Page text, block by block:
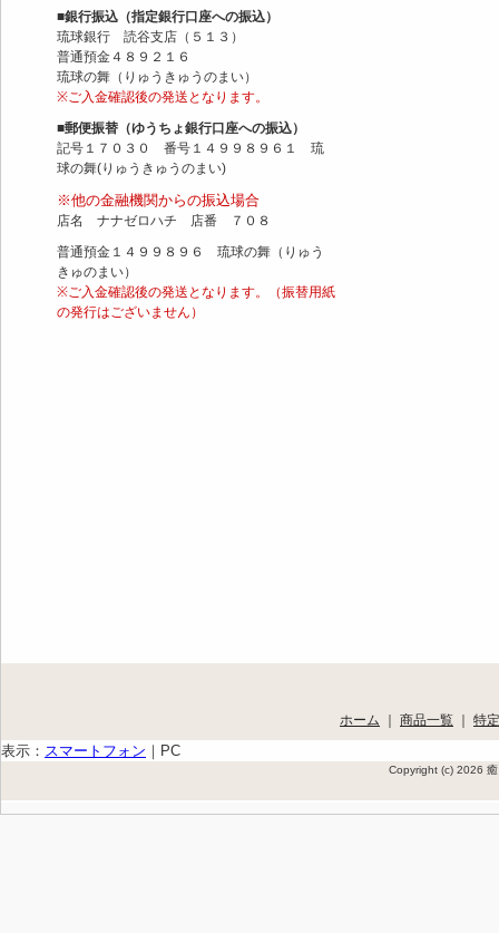
■銀行振込（指定銀行口座への振込）
琉球銀行 読谷支店（５１３）
普通預金４８９２１６
琉球の舞（りゅうきゅうのまい）
※ご入金確認後の発送となります。
■郵便振替（ゆうちょ銀行口座への振込）
記号１７０３０ 番号１４９９８９６１ 琉
球の舞(りゅうきゅうのまい)
※他の金融機関からの振込場合
店名 ナナゼロハチ 店番 ７０８
普通預金１４９９８９６ 琉球の舞（りゅう
きゅのまい）
※ご入金確認後の発送となります。（振替用紙
の発行はございません）
ホーム ｜ 商品一覧 ｜ 特
表示： スマートフォン ｜ PC
Copyright (c) 2026